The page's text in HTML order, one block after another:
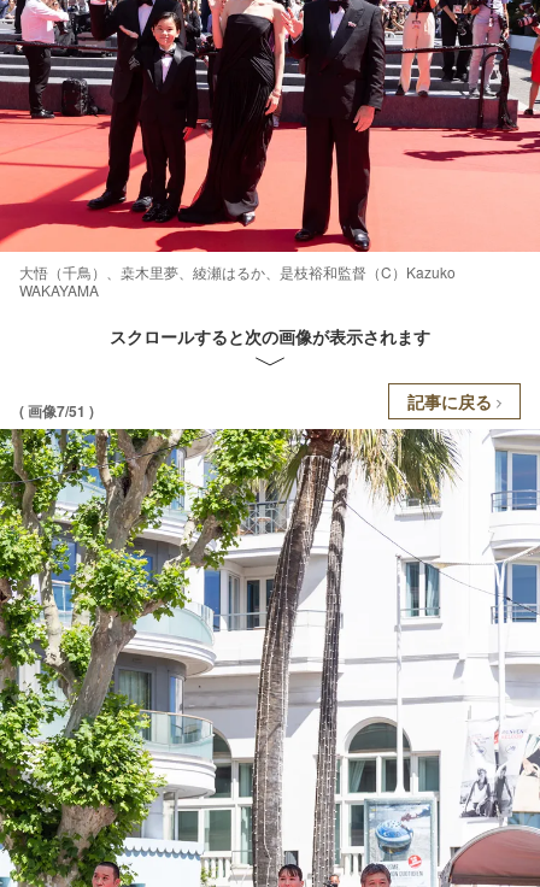
大悟（千鳥）、桒木里夢、綾瀬はるか、是枝裕和監督（C）Kazuko
WAKAYAMA
スクロールすると次の画像が表示されます
( 画像7/51 ) 記事に戻る